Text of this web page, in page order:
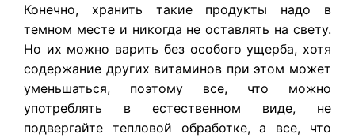
Конечно, хранить такие продукты надо в
темном месте и никогда не оставлять на свету.
Но их можно варить без особого ущерба, хотя
содержание других витаминов при этом может
уменьшаться, поэтому все, что можно
употреблять в естественном виде, не
подвергайте тепловой обработке, а все, что